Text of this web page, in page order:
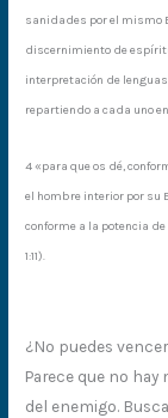
sanidades por el mismo
discernimiento de
interpretación de
repartiendo a cada uno
4 «para que os dé,
el hombre interior por su
conforme a la potencia
1:11).
¿No puedes
Parece que no
del enemigo.